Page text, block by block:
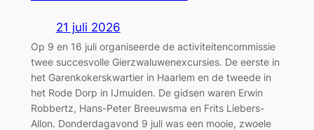
21 juli 2026
Op 9 en 16 juli organiseerde de activiteitencommissie
twee succesvolle Gierzwaluwenexcursies. De eerste in
het Garenkokerskwartier in Haarlem en de tweede in
het Rode Dorp in IJmuiden. De gidsen waren Erwin
Robbertz, Hans-Peter Breeuwsma en Frits Liebers-
Allon. Donderdagavond 9 juli was een mooie, zwoele